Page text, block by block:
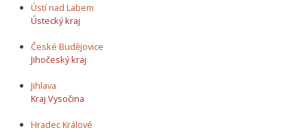
Ústí nad Labem
Ústecký kraj
České Budějovice
Jihočeský kraj
Jihlava
Kraj Vysočina
Hradec Králové